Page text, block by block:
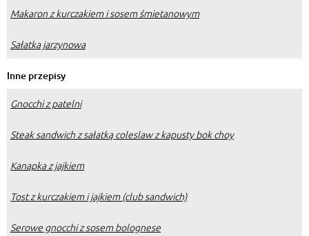
Makaron z kurczakiem i sosem śmietanowym
Sałatka jarzynowa
Inne przepisy
Gnocchi z patelni
Steak sandwich z sałatką coleslaw z kapusty bok choy
Kanapka z jajkiem
Tost z kurczakiem i jajkiem (club sandwich)
Serowe gnocchi z sosem bolognese